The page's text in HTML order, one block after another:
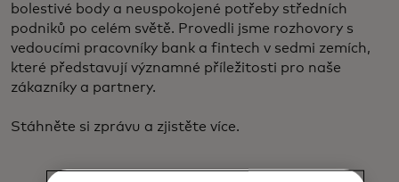
bolestivé body a neuspokojené potřeby středních
podniků po celém světě. Provedli jsme rozhovory s
vedoucími pracovníky bank a fintech v sedmi zemích,
které představují významné příležitosti pro naše
zákazníky a partnery.
Stáhněte si zprávu a zjistěte více.